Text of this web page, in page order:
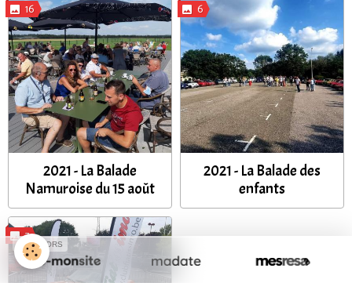
16
2021 - La Balade
Namuroise du 15 août
6
2021 - La Balade des
enfants
7
SPONSORS